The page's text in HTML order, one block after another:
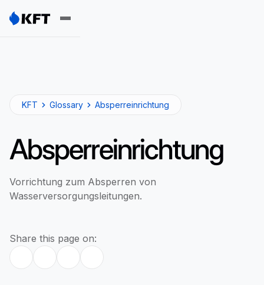
KFT Glossary Absperreinrichtung
Absperreinrichtung
Vorrichtung zum Absperren von
Wasserversorgungsleitungen.
Share this page on: